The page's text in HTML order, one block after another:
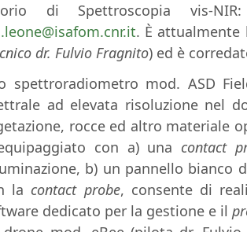
di Spettroscopia vis-
. È attualmente
dr. Fulvio Fragnito) ed è
spettroradiometro mod. ASD
ad elevata risoluzione nel
rocce ed altro materiale
con a) una contact
b) un pannello bianco
la contact probe, consente di
dedicato per la gestione e il